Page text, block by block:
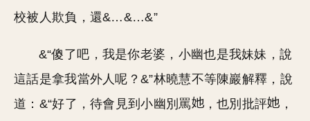
校被人欺負，還&…&…&”
&“傻了吧，我是你老婆，小幽也是我妹妹，說
這話是拿我當外人呢？&”林曉慧不等陳巖解釋，說
道：&“好了，待會見到小幽別罵
，也別批評
，